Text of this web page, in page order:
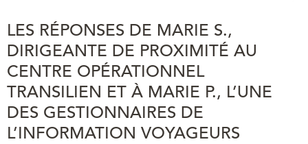
LES RÉPONSES DE MARIE S.,
DIRIGEANTE DE PROXIMITÉ AU
CENTRE OPÉRATIONNEL
TRANSILIEN ET À MARIE P., L’UNE
DES GESTIONNAIRES DE
L’INFORMATION VOYAGEURS